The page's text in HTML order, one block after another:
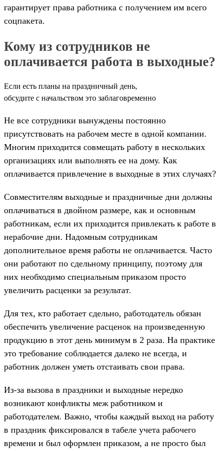
гарантирует права работника с получением им всего
соцпакета.
Кому из сотрудников не
оплачивается работа в выходные?
Если есть планы на праздничный день,
обсудите с начальством это заблаговременно
Не все сотрудники вынуждены постоянно
присутствовать на рабочем месте в одной компании.
Многим приходится совмещать работу в нескольких
организациях или выполнять ее на дому. Как
оплачивается привлечение в выходные в этих случаях?
Совместителям выходные и праздничные дни должны
оплачиваться в двойном размере, как и основным
работникам, если их приходится привлекать к работе в
нерабочие дни. Надомным сотрудникам
дополнительное время работы не оплачивается. Часто
они работают по сдельному принципу, поэтому для
них необходимо специальным приказом просто
увеличить расценки за результат.
Для тех, кто работает сдельно, работодатель обязан
обеспечить увеличение расценок на произведенную
продукцию в этот день минимум в 2 раза. На практике
это требование соблюдается далеко не всегда, и
работник должен уметь отстаивать свои права.
Из-за вызова в праздники и выходные нередко
возникают конфликты меж работником и
работодателем. Важно, чтобы каждый выход на работу
в праздник фиксировался в табеле учета рабочего
времени и был оформлен приказом, а не просто был